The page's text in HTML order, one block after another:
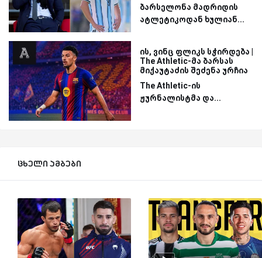
ბარსელონა მადრიდის
ატლეტიკოდან ხულიან...
ის, ვინც ფლიკს სჭირდება |
The Athletic-მა ბარსას
მიქაუტაძის შეძენა ურჩია
The Athletic-ის
ჟურნალისტმა და...
ცხელი ამბები